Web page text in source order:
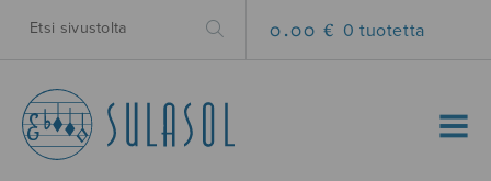
0.00 € 0 tuotetta
MENU